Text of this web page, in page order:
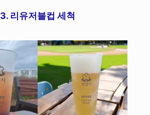
3. 리유저블컵 세척